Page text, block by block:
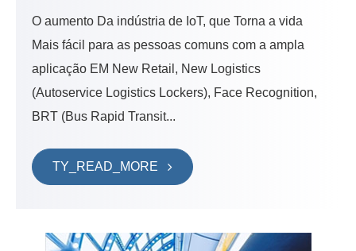
O aumento Da indústria de IoT, que Torna a vida
Mais fácil para as pessoas comuns com a ampla
aplicação EM New Retail, New Logistics
(Autoservice Logistics Lockers), Face Recognition,
BRT (Bus Rapid Transit...
TY_READ_MORE